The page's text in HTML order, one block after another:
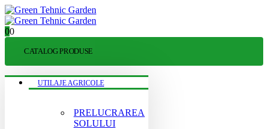
00
CATALOG PRODUSE
UTILAJE AGRICOLE
PRELUCRAREA
SOLULUI